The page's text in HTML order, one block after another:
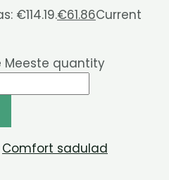
€114.19.€61.86Current
Meeste quantity
Comfort sadulad